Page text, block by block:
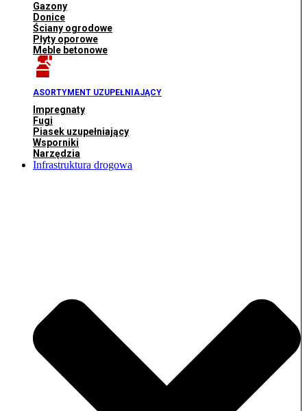
Gazony
Donice
Ściany ogrodowe
Płyty oporowe
Meble betonowe
ASORTYMENT UZUPEŁNIAJĄCY
Impregnaty
Fugi
Piasek uzupełniający
Wsporniki
Narzędzia
Infrastruktura drogowa